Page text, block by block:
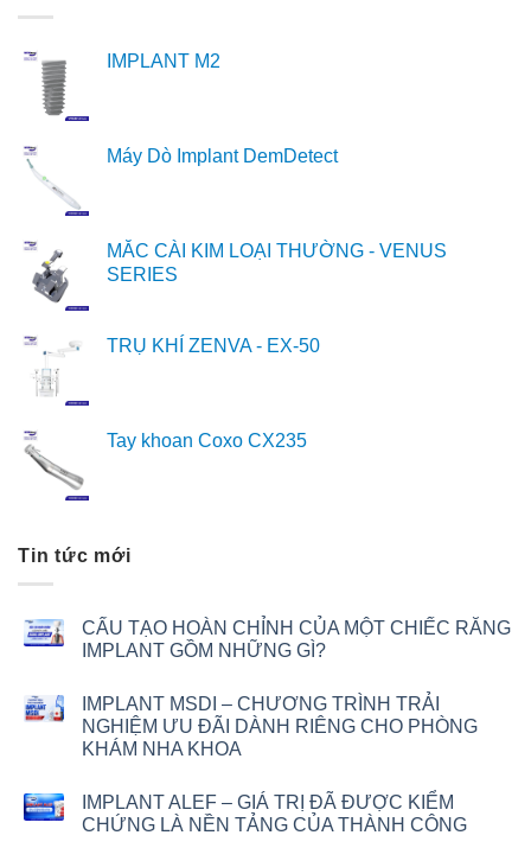
IMPLANT M2
Máy Dò Implant DemDetect
MẮC CÀI KIM LOẠI THƯỜNG - VENUS
SERIES
TRỤ KHÍ ZENVA - EX-50
Tay khoan Coxo CX235
Tin tức mới
CẤU TẠO HOÀN CHỈNH CỦA MỘT CHIẾC RĂNG
IMPLANT GỒM NHỮNG GÌ?
IMPLANT MSDI – CHƯƠNG TRÌNH TRẢI
NGHIỆM ƯU ĐÃI DÀNH RIÊNG CHO PHÒNG
KHÁM NHA KHOA
IMPLANT ALEF – GIÁ TRỊ ĐÃ ĐƯỢC KIỂM
CHỨNG LÀ NỀN TẢNG CỦA THÀNH CÔNG